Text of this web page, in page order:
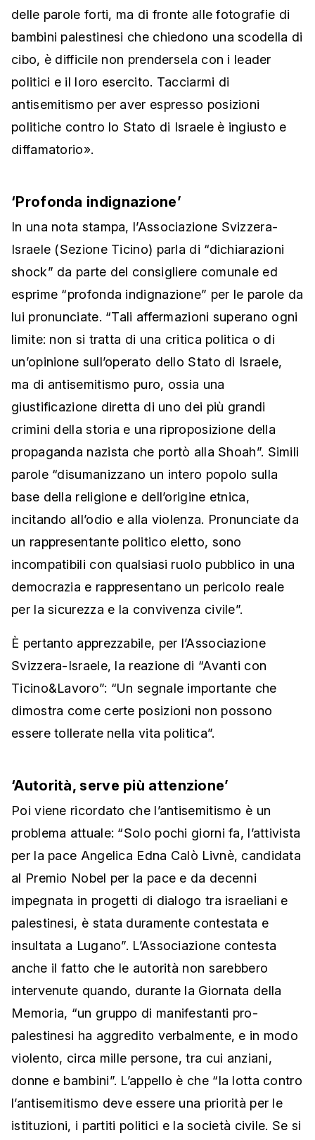
delle parole forti, ma di fronte alle fotografie di
bambini palestinesi che chiedono una scodella di
cibo, è difficile non prendersela con i leader
politici e il loro esercito. Tacciarmi di
antisemitismo per aver espresso posizioni
politiche contro lo Stato di Israele è ingiusto e
diffamatorio».
‘Profonda indignazione’
In una nota stampa, l’Associazione Svizzera-
Israele (Sezione Ticino) parla di “dichiarazioni
shock” da parte del consigliere comunale ed
esprime “profonda indignazione” per le parole da
lui pronunciate. “Tali affermazioni superano ogni
limite: non si tratta di una critica politica o di
un’opinione sull’operato dello Stato di Israele,
ma di antisemitismo puro, ossia una
giustificazione diretta di uno dei più grandi
crimini della storia e una riproposizione della
propaganda nazista che portò alla Shoah”. Simili
parole “disumanizzano un intero popolo sulla
base della religione e dell’origine etnica,
incitando all’odio e alla violenza. Pronunciate da
un rappresentante politico eletto, sono
incompatibili con qualsiasi ruolo pubblico in una
democrazia e rappresentano un pericolo reale
per la sicurezza e la convivenza civile”.
È pertanto apprezzabile, per l’Associazione
Svizzera-Israele, la reazione di “Avanti con
Ticino&Lavoro”: “Un segnale importante che
dimostra come certe posizioni non possono
essere tollerate nella vita politica”.
‘Autorità, serve più attenzione’
Poi viene ricordato che l’antisemitismo è un
problema attuale: “Solo pochi giorni fa, l’attivista
per la pace Angelica Edna Calò Livnè, candidata
al Premio Nobel per la pace e da decenni
impegnata in progetti di dialogo tra israeliani e
palestinesi, è stata duramente contestata e
insultata a Lugano”. L’Associazione contesta
anche il fatto che le autorità non sarebbero
intervenute quando, durante la Giornata della
Memoria, “un gruppo di manifestanti pro-
palestinesi ha aggredito verbalmente, e in modo
violento, circa mille persone, tra cui anziani,
donne e bambini”. L’appello è che “la lotta contro
l’antisemitismo deve essere una priorità per le
istituzioni, i partiti politici e la società civile. Se si